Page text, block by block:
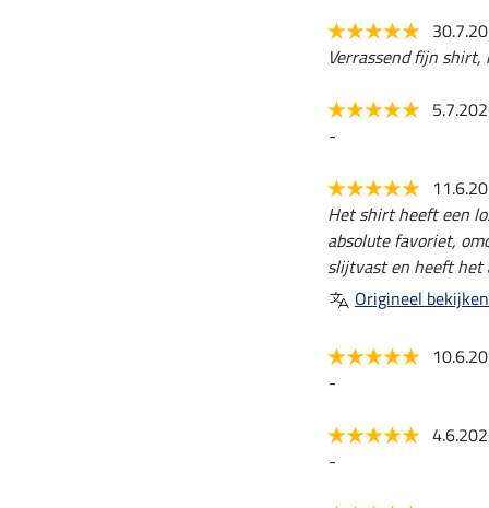
Verrassend fijn shirt,
-
Het shirt heeft een
absolute favoriet,
slijtvast en heeft het
Origineel bekijken
-
-